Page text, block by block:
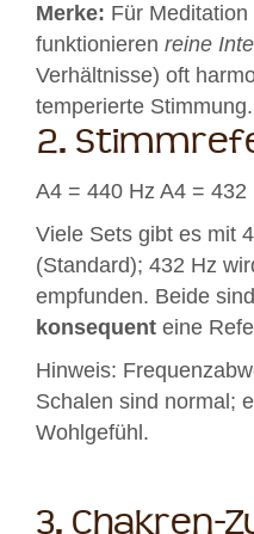
Merke: Für
funktionieren reine
Verhältnisse) oft
temperierte Stimmung.
2.
A4 = 440 Hz A4 = 432
Viele Sets gibt es mit
(Standard); 432 Hz
empfunden. Beide
konsequent eine
Hinweis:
Schalen sind normal;
Wohlgefühl.
3. Chakren-